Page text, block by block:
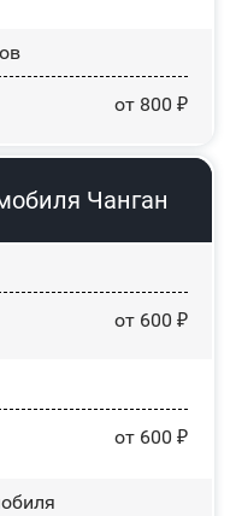
от 800 ₽
Чанган
от 600 ₽
от 600 ₽